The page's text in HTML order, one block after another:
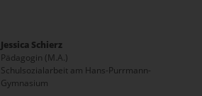
Jessica Schierz
Pädagogin (M.A.)
Schulsozialarbeit am Hans-Purrmann-
Gymnasium